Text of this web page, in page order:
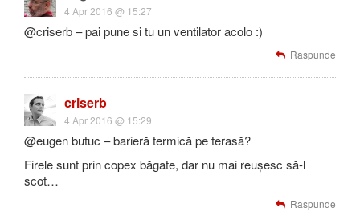
4 Apr 2016 @ 15:27
@criserb – pai pune si tu un ventilator acolo :)
Raspunde
criserb
4 Apr 2016 @ 15:29
@eugen butuc – barieră termică pe terasă?
Firele sunt prin copex băgate, dar nu mai reușesc să-l
scot…
Raspunde